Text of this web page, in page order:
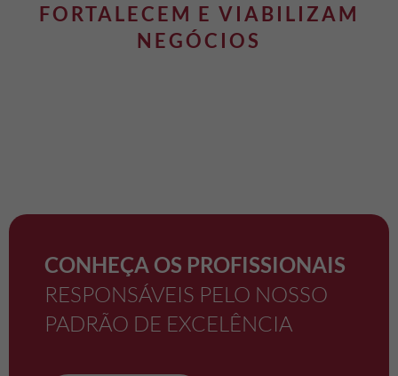
FORTALECEM E VIABILIZAM
NEGÓCIOS
CONHEÇA OS PROFISSIONAIS
RESPONSÁVEIS PELO NOSSO
PADRÃO DE EXCELÊNCIA